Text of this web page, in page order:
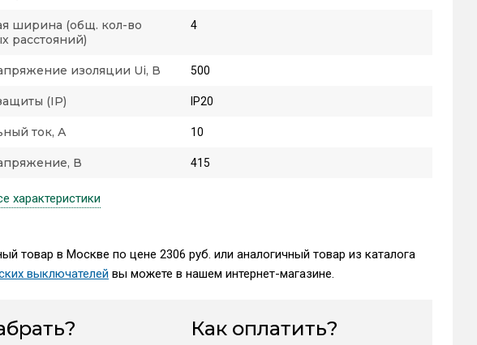
ширина (общ. кол-во
расстояний)
4
изоляции Ui, В 500
(IP) IP20
ток, А 10
В 415
характеристики
товар в Москве по цене 2306 руб. или аналогичный товар из каталога
выключателей вы можете в нашем интернет-магазине.
Как оплатить?